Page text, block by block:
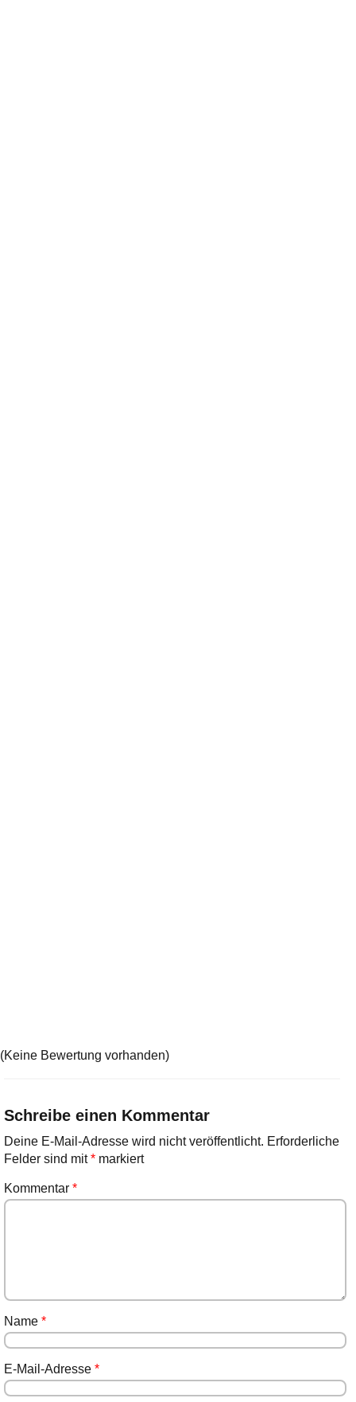
(Keine Bewertung vorhanden)
Schreibe einen Kommentar
Deine E-Mail-Adresse wird nicht veröffentlicht. Erforderliche
Felder sind mit*markiert
Kommentar *
Name *
E-Mail-Adresse *